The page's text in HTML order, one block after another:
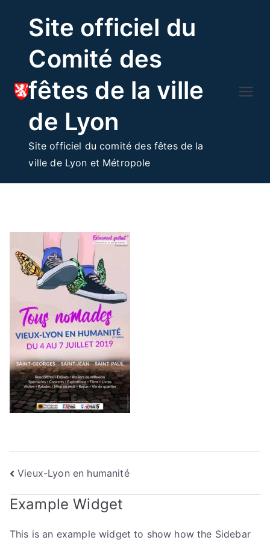
Site officiel du
Comité des
fêtes de la ville
de Lyon
Site officiel du comité des fêtes de la
ville de Lyon et Métropole
Navigation
de
l’article
Vieux-Lyon en humanité
Example Widget
This is an example widget to show how the Sidebar